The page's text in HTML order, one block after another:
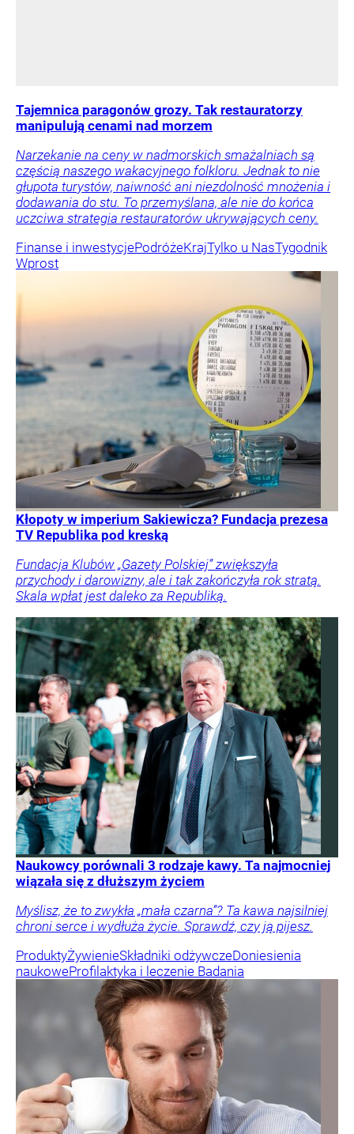
Tajemnica paragonów grozy. Tak restauratorzy
manipulują cenami nad morzem
Narzekanie na ceny w nadmorskich smażalniach są
częścią naszego wakacyjnego folkloru. Jednak to nie
głupota turystów, naiwność ani niezdolność mnożenia i
dodawania do stu. To przemyślana, ale nie do końca
uczciwa strategia restauratorów ukrywających ceny.
Finanse i inwestycjePodróżeKrajTylko u NasTygodnik
Wprost
Kłopoty w imperium Sakiewicza? Fundacja prezesa
TV Republika pod kreską
Fundacja Klubów „Gazety Polskiej” zwiększyła
przychody i darowizny, ale i tak zakończyła rok stratą.
Skala wpłat jest daleko za Republiką.
Naukowcy porównali 3 rodzaje kawy. Ta najmocniej
wiązała się z dłuższym życiem
Myślisz, że to zwykła „mała czarna”? Ta kawa najsilniej
chroni serce i wydłuża życie. Sprawdź, czy ją pijesz.
ProduktyŻywienieSkładniki odżywczeDoniesienia
naukoweProfilaktyka i leczenie Badania